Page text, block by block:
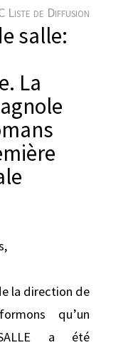
Liste de Diffusion
salle:
La
la direction de
qu’un
SALLE a été